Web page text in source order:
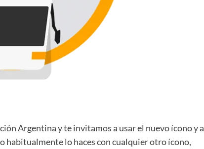
Argentina y te invitamos a usar el nuevo ícono y a
habitualmente lo haces con cualquier otro ícono,